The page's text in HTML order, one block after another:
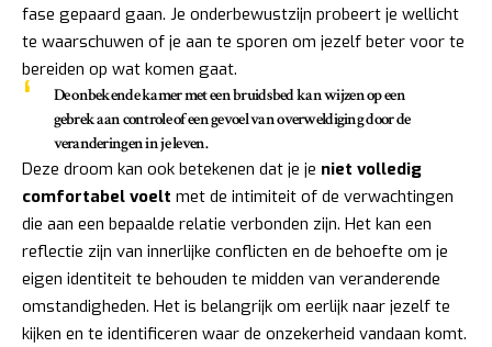
fase gepaard gaan. Je onderbewustzijn probeert je wellicht
te waarschuwen of je aan te sporen om jezelf beter voor te
bereiden op wat komen gaat.
De onbekende kamer met een bruidsbed kan wijzen op een
gebrek aan controle of een gevoel van overweldiging door de
veranderingen in je leven.
Deze droom kan ook betekenen dat je je niet volledig
comfortabel voelt met de intimiteit of de verwachtingen
die aan een bepaalde relatie verbonden zijn. Het kan een
reflectie zijn van innerlijke conflicten en de behoefte om je
eigen identiteit te behouden te midden van veranderende
omstandigheden. Het is belangrijk om eerlijk naar jezelf te
kijken en te identificeren waar de onzekerheid vandaan komt.